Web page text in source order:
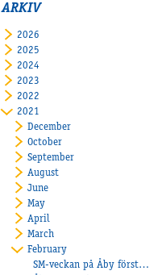
ARKIV
2026
2025
2024
2023
2022
2021
December
October
September
August
June
May
April
March
February
SM-veckan på Åby förstärks med EM!